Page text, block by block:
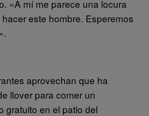
«A mí me parece una locura
este hombre. Esperemos
aprovechan que ha
llover para comer un
gratuito en el patio del